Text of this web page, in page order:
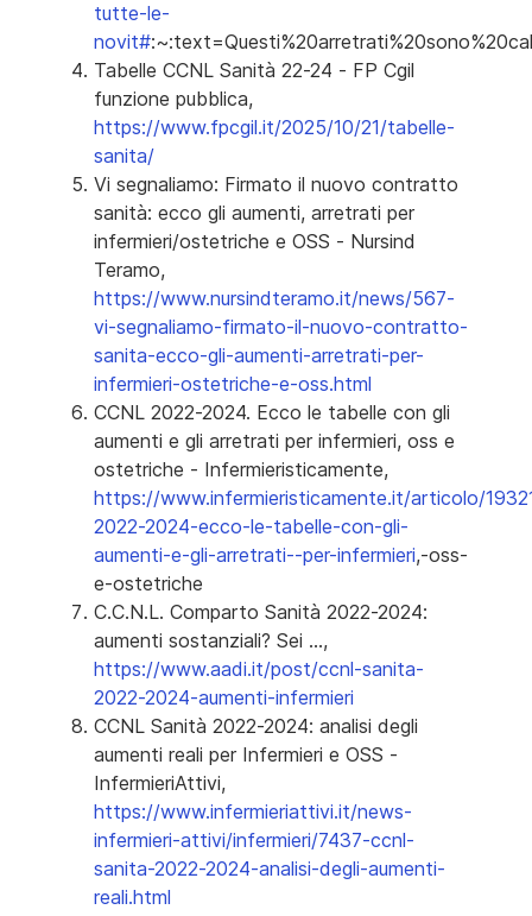
tutte-le-
novit#
Tabelle CCNL Sanità 22-24 - FP Cgil
funzione pubblica,
https://www.fpcgil.it/2025/10/21/tabelle-
sanita/
Vi segnaliamo: Firmato il nuovo contratto
sanità: ecco gli aumenti, arretrati per
infermieri/ostetriche e OSS - Nursind
Teramo,
https://www.nursindteramo.it/news/567-
vi-segnaliamo-firmato-il-nuovo-contratto-
sanita-ecco-gli-aumenti-arretrati-per-
infermieri-ostetriche-e-oss.html
CCNL 2022-2024. Ecco le tabelle con gli
aumenti e gli arretrati per infermieri, oss e
ostetriche - Infermieristicamente,
https://www.infermieristicamente.it/articolo/
2022-2024-ecco-le-tabelle-con-gli-
aumenti-e-gli-arretrati--per-infermieri,-oss-
e-ostetriche
C.C.N.L. Comparto Sanità 2022-2024:
aumenti sostanziali? Sei ...,
https://www.aadi.it/post/ccnl-sanita-
2022-2024-aumenti-infermieri
CCNL Sanità 2022-2024: analisi degli
aumenti reali per Infermieri e OSS -
InfermieriAttivi,
https://www.infermieriattivi.it/news-
infermieri-attivi/infermieri/7437-ccnl-
sanita-2022-2024-analisi-degli-aumenti-
reali.html